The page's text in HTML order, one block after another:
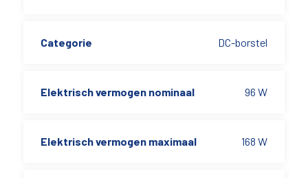
Categorie DC-borstel
Elektrisch vermogen nominaal 96 W
Elektrisch vermogen maximaal 168 W